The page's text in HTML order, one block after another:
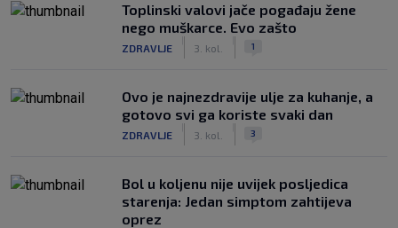
Toplinski valovi jače pogađaju žene
nego muškarce. Evo zašto
ZDRAVLJE 3. kol. 1
Ovo je najnezdravije ulje za kuhanje, a
gotovo svi ga koriste svaki dan
ZDRAVLJE 3. kol. 3
Bol u koljenu nije uvijek posljedica
starenja: Jedan simptom zahtijeva
oprez